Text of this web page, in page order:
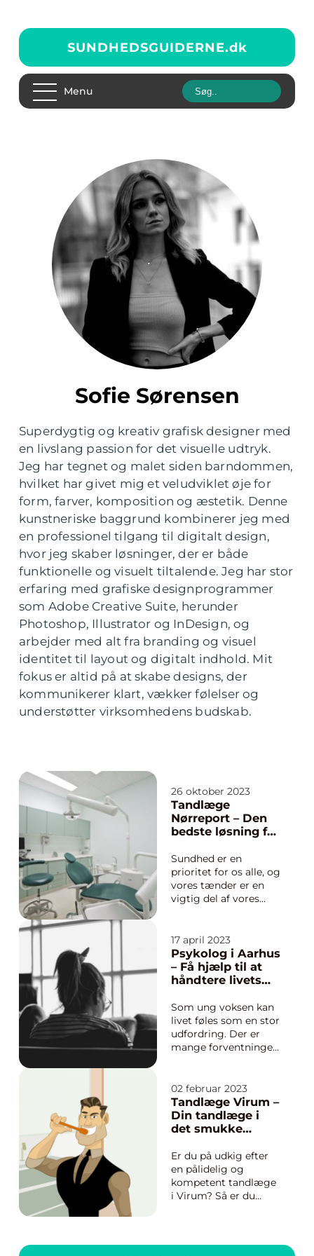
SUNDHEDSGUIDERNE.dk
Menu
Sofie Sørensen
Superdygtig og kreativ grafisk designer med
en livslang passion for det visuelle udtryk.
Jeg har tegnet og malet siden barndommen,
hvilket har givet mig et veludviklet øje for
form, farver, komposition og æstetik. Denne
kunstneriske baggrund kombinerer jeg med
en professionel tilgang til digitalt design,
hvor jeg skaber løsninger, der er både
funktionelle og visuelt tiltalende. Jeg har stor
erfaring med grafiske designprogrammer
som Adobe Creative Suite, herunder
Photoshop, Illustrator og InDesign, og
arbejder med alt fra branding og visuel
identitet til layout og digitalt indhold. Mit
fokus er altid på at skabe designs, der
kommunikerer klart, vækker følelser og
understøtter virksomhedens budskab.
26 oktober 2023
Tandlæge
Nørreport – Den
bedste løsning for
Sundhed er en
prioritet for os alle, og
vores tænder er en
vigtig del af vores
dentale sundhed for
givet, men det er
vigtigt at huske, at
tandproblemer kan
konsekvenser for
resten...
17 april 2023
Psykolog i Aarhus
– Få hjælp til at
håndtere livets
Som ung voksen kan
livet føles som en stor
udfordring. Der er
mange forventninger
arbejds- og privatlivet.
Nogle gange kan det
føles overvældende,
og man kan have
02 februar 2023
Tandlæge Virum –
Din tandlæge i
det smukke
Er du på udkig efter
en pålidelig og
kompetent tandlæge
i Virum? Så er du
Tandkanalen, en